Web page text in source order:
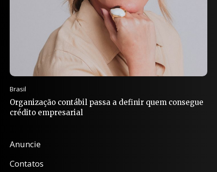
Brasil
Organização contábil passa a definir quem consegue
crédito empresarial
Anuncie
Contatos